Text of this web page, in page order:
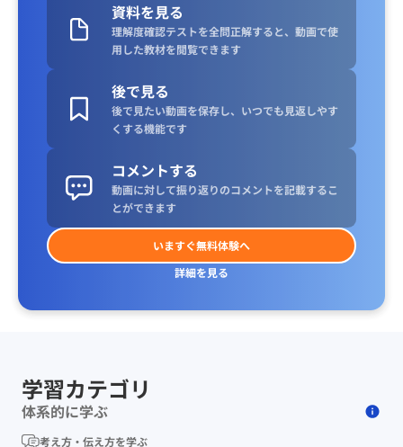
資料を見る
理解度確認テストを全問正解すると、動画で使
用した教材を閲覧できます
後で見る
後で見たい動画を保存し、いつでも見返しやす
くする機能です
コメントする
動画に対して振り返りのコメントを記載するこ
とができます
いますぐ無料体験へ
詳細を見る
学習カテゴリ
体系的に学ぶ
考え方・伝え方を学ぶ